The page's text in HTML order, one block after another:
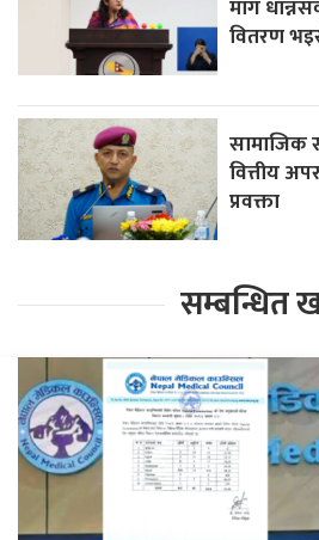
माग
वितरण
सामाजिक
वित्तीय
प्रवक्ता
सम्बन्धित